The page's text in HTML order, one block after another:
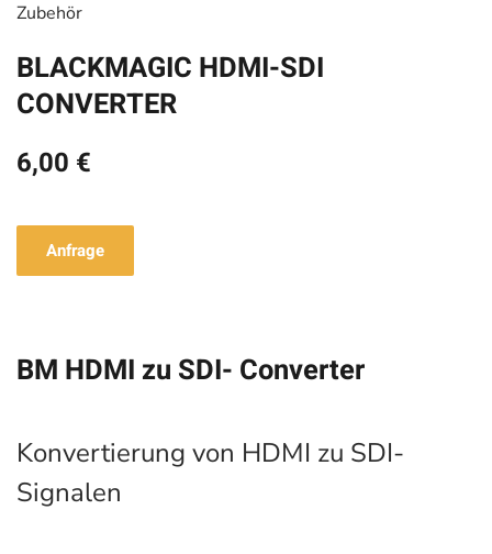
Zubehör
BLACKMAGIC HDMI-SDI
CONVERTER
6,00 €
Anfrage
BM HDMI zu SDI- Converter
Konvertierung von HDMI zu SDI-
Signalen